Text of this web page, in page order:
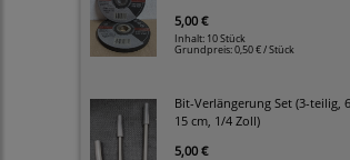
5,00 €
Inhalt: 10 Stück
Grundpreis:0,50 € / Stück
Bit-Verlängerung Set (3-teilig,
15 cm, 1/4 Zoll)
5,00 €